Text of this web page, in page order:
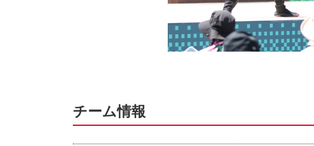
チーム情報